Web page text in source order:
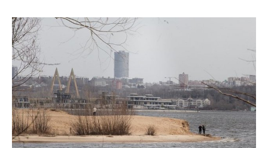
ВОДНЫЕ ВИДЫ СПОРТА
ХОККЕЙ С МЯЧОМ
ОБРАЗОВАНИЕ
ПРОИСШЕСТВИЯ